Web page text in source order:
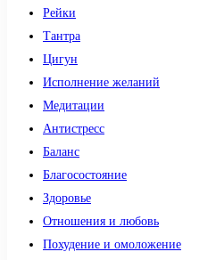
Рейки
Тантра
Цигун
Исполнение желаний
Медитации
Антистресс
Баланс
Благосостояние
Здоровье
Отношения и любовь
Похудение и омоложение